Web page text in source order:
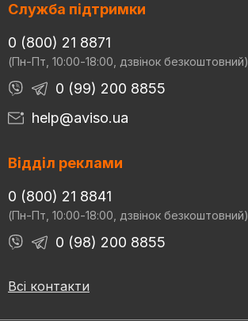
Служба підтримки
0 (800) 21 8871
(Пн-Пт, 10:00-18:00, дзвінок безкоштовний)
0 (99) 200 8855
help@aviso.ua
Відділ реклами
0 (800) 21 8841
(Пн-Пт, 10:00-18:00, дзвінок безкоштовний)
0 (98) 200 8855
Всі контакти